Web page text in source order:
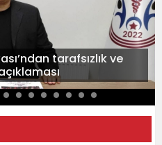
tarafsızlık ve